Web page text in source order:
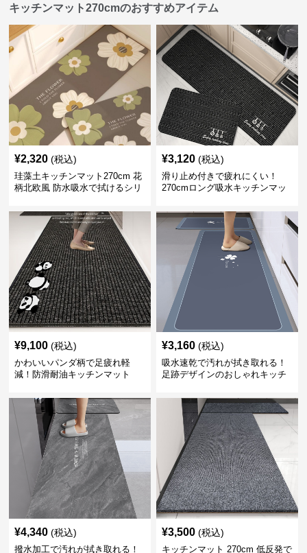
キッチンマット270cmのおすすめアイテム
¥2,320 (税込)
珪藻土キッチンマット270cm 花
柄北欧風 防水吸水で拭けるシリ
¥3,120 (税込)
滑り止め付きで疲れにくい！
270cmロング吸水キッチンマッ
¥9,100 (税込)
かわいいパンダ柄で足疲れ軽
減！防滑耐油キッチンマット
¥3,160 (税込)
吸水速乾で汚れが拭き取れる！
足跡デザインのおしゃれキッチ
¥4,340 (税込)
撥水加工で汚れが拭き取れる！
¥3,500 (税込)
キッチンマット 270cm 低反発で